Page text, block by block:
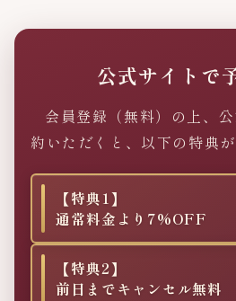
公式サイトで
会員登録（無料）の上、
約いただくと、以下の特典が
【特典1】
通常料金より7%OFF
【特典2】
前日までキャンセル無料